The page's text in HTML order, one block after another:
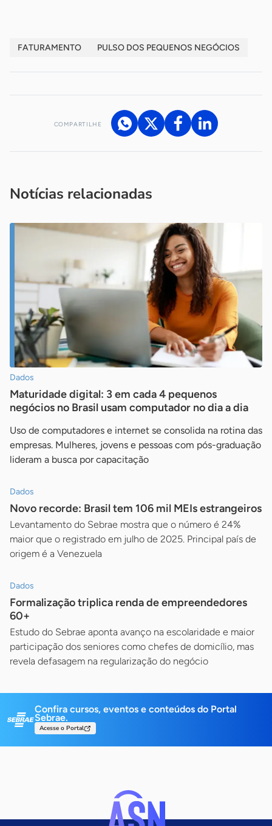
FATURAMENTO PULSO DOS PEQUENOS NEGÓCIOS
COMPARTILHE
Notícias relacionadas
Dados
Maturidade digital: 3 em cada 4 pequenos
negócios no Brasil usam computador no dia a dia
Uso de computadores e internet se consolida na rotina das
empresas. Mulheres, jovens e pessoas com pós-graduação
lideram a busca por capacitação
Dados
Novo recorde: Brasil tem 106 mil MEIs estrangeiros
Levantamento do Sebrae mostra que o número é 24%
maior que o registrado em julho de 2025. Principal país de
origem é a Venezuela
Dados
Formalização triplica renda de empreendedores
60+
Estudo do Sebrae aponta avanço na escolaridade e maior
participação dos seniores como chefes de domicílio, mas
revela defasagem na regularização do negócio
Confira cursos, eventos e conteúdos do Portal
Sebrae.
Acesse o Portal